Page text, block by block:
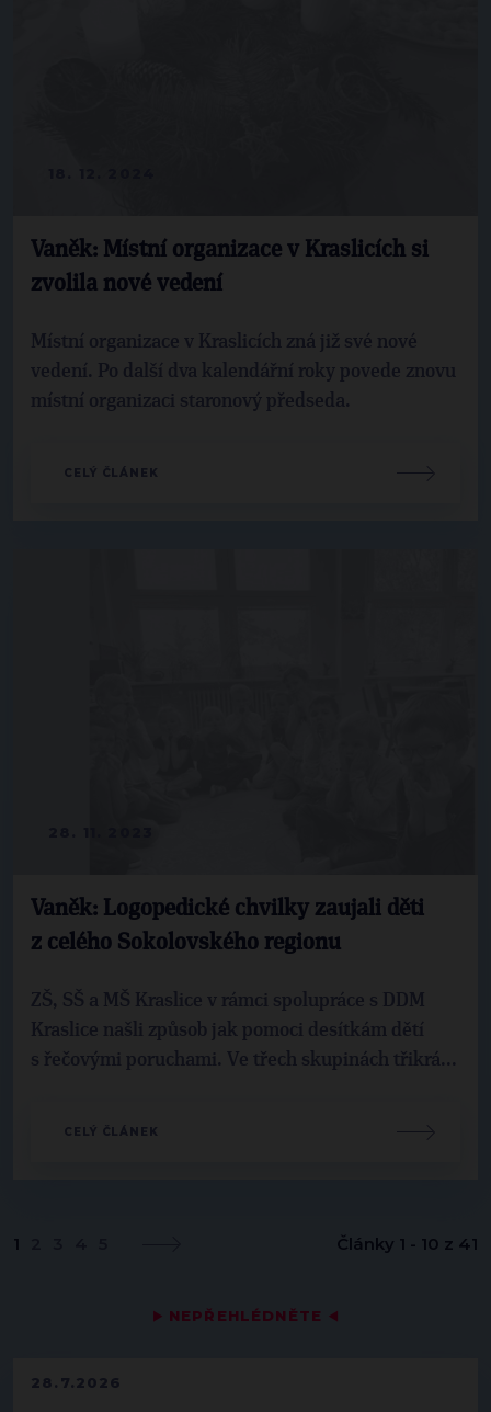
▶ NEPŘEHLÉDNĚTE ◀
28.7.2026
Vaněk: Místní organizace v Kraslicích si
zvolila nové vedení
Místní organizace v Kraslicích zná již své nové
vedení. Po další dva kalendářní roky povede znovu
místní organizaci staronový předseda.
CELÝ ČLÁNEK
Vaněk: Logopedické chvilky zaujali děti
z celého Sokolovského regionu
ZŠ, SŠ a MŠ Kraslice v rámci spolupráce s DDM
Kraslice našli způsob jak pomoci desítkám dětí
s řečovými poruchami. Ve třech skupinách třikrá...
CELÝ ČLÁNEK
1 Články 1 - 10 z 41